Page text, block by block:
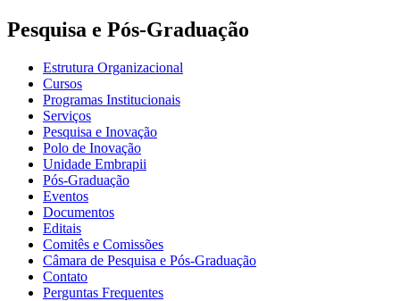
Pesquisa e Pós-Graduação
Estrutura Organizacional
Cursos
Programas Institucionais
Serviços
Pesquisa e Inovação
Polo de Inovação
Unidade Embrapii
Pós-Graduação
Eventos
Documentos
Editais
Comitês e Comissões
Câmara de Pesquisa e Pós-Graduação
Contato
Perguntas Frequentes